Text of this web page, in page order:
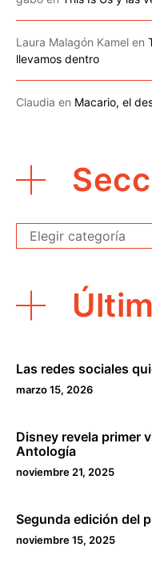
Laura Malagón Kamel en
llevamos dentro
Claudia en Macario, el
Secciones
Las redes sociales
marzo 15, 2026
Disney revela primer
Antología
noviembre 21, 2025
Segunda edición del
noviembre 15, 2025